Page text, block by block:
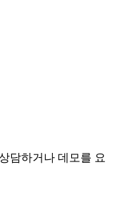
담하거나 데모를 요